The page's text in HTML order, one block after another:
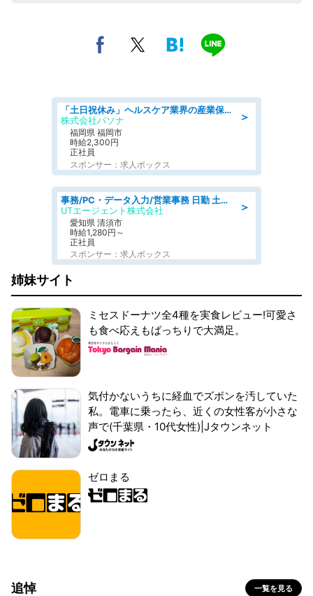
＞
「土日祝休み」ヘルスケア業界の産業保健師/高時給/未経験OK/要資格:保健師、正看護師
株式会社パソナ
福岡県 福岡市
時給2,300円
正社員
スポンサー：求人ボックス
＞
事務/PC・データ入力/営業事務 日勤 土日休み 残業少なめ 車通勤OK 総合事務
UTエージェント株式会社
愛知県 清須市
時給1,280円～
正社員
スポンサー：求人ボックス
姉妹サイト
ミセスドーナツ全4種を実食レビュー!可愛さ
も食べ応えもばっちりで大満足。
気付かないうちに経血でズボンを汚していた
私。電車に乗ったら、近くの女性客が小さな
声で(千葉県・10代女性)|Jタウンネット
ゼロまる
追悼 一覧を見る